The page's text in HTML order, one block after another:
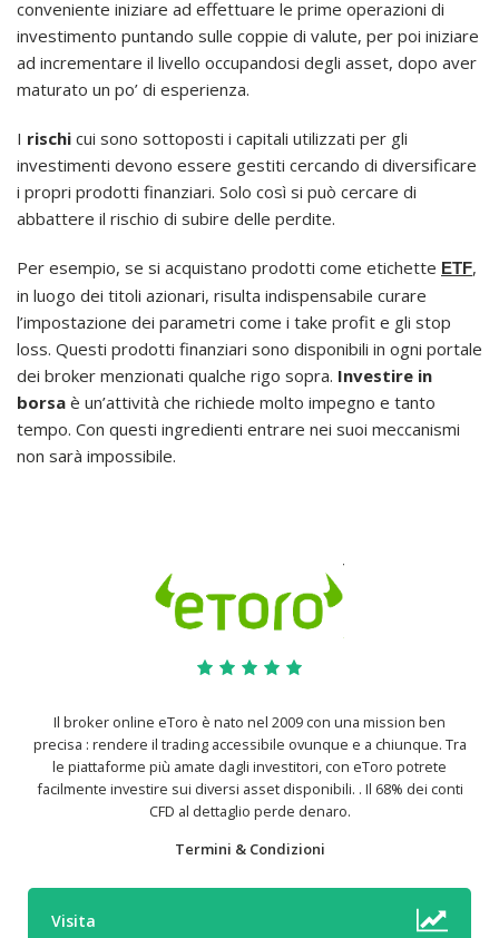
conveniente iniziare ad effettuare le prime operazioni di
investimento puntando sulle coppie di valute, per poi iniziare
ad incrementare il livello occupandosi degli asset, dopo aver
maturato un po’ di esperienza.
I rischi cui sono sottoposti i capitali utilizzati per gli
investimenti devono essere gestiti cercando di diversificare
i propri prodotti finanziari. Solo così si può cercare di
abbattere il rischio di subire delle perdite.
Per esempio, se si acquistano prodotti come etichette ETF,
in luogo dei titoli azionari, risulta indispensabile curare
l’impostazione dei parametri come i take profit e gli stop
loss. Questi prodotti finanziari sono disponibili in ogni portale
dei broker menzionati qualche rigo sopra. Investire in
borsa è un’attività che richiede molto impegno e tanto
tempo. Con questi ingredienti entrare nei suoi meccanismi
non sarà impossibile.
Il broker online eToro è nato nel 2009 con una mission ben
precisa : rendere il trading accessibile ovunque e a chiunque. Tra
le piattaforme più amate dagli investitori, con eToro potrete
facilmente investire sui diversi asset disponibili. . Il 68% dei conti
CFD al dettaglio perde denaro.
Termini & Condizioni
Visita